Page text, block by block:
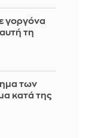
γοργόνα
τη
των
κατά της